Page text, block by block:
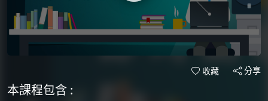
收藏 分享
本課程包含 :